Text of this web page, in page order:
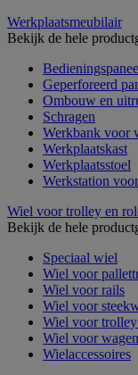
Werkplaatsmeubilair
Bekijk de hele
Geperforeerd
Ombouw en
Schragen
Werkbank voor
Werkplaatskast
Werkplaatsstoel
Werkstation
Wiel voor trolley en
Bekijk de hele
Speciaal wiel
Wiel voor
Wiel voor rails
Wiel voor
Wiel voor
Wiel voor
Wielaccessoires